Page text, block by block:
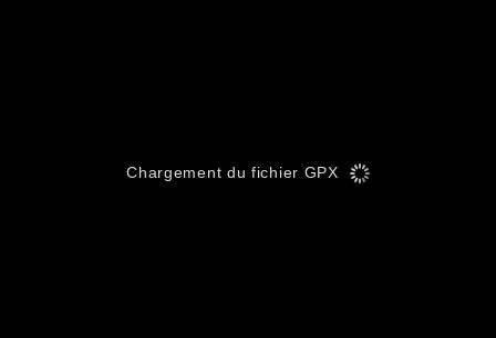
Chargement du fichier GPX